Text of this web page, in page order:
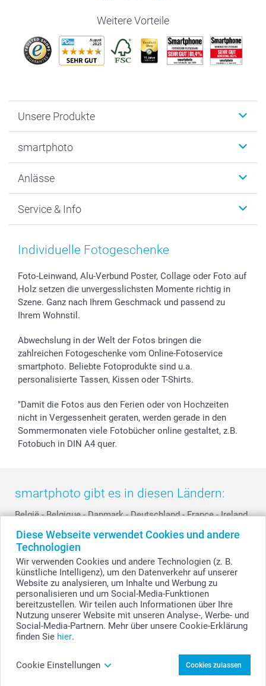
Diese Webseite verwendet Cookies und andere
Technologien
Wir verwenden Cookies und andere Technologien (z. B.
künstliche Intelligenz), um den Datenverkehr auf unserer
Website zu analysieren, um Inhalte und Werbung zu
personalisieren und um Social-Media-Funktionen
bereitzustellen. Wir teilen auch Informationen über Ihre
Nutzung unserer Website mit unseren Analyse-, Werbe- und
Social-Media-Partnern. Mehr über unsere Cookie-Erklärung
finden Sie hier.
Cookie Einstellungen Cookies zulassen
Weitere Vorteile
Unsere Produkte
Fotogeschenke
MyNameBook
Fotoabzüge, Fotos als Buch & Poster
Zubehör & Material
Sticker & Etiketten
Geschenk-Gutscheine (PDF)
smartphoto
Warum smartphoto
Datenschutz
AGB
Presse
Partnerprogramme
Investor Relations
Widerrufsrecht
Anlässe
Neujahr
Muttertag
Kommunion & Konfirmation
Hochzeit
Geburtstag
Zu allen Anlässen
Service & Info
Anmelden /Registrieren
Lieferfristen
72h Lieferung
Zahlungsmöglichkeiten
Status der Bestellung
smartfriends
smartgarantie
smartbonus
Individuelle Fotogeschenke
Foto-Leinwand, Alu-Verbund Poster, Collage oder Foto auf
Holz setzen die unvergesslichsten Momente richtig in
Szene. Ganz nach Ihrem Geschmack und passend zu
Ihrem Wohnstil.
Abwechslung in der Welt der Fotos bringen die
zahlreichen Fotogeschenke vom Online-Fotoservice
smartphoto. Beliebte Fotoprodukte sind u.a.
personalisierte Tassen, Kissen oder T-Shirts.
"Damit die Fotos aus den Ferien oder von Hochzeiten
nicht in Vergessenheit geraten, werden gerade in den
Sommermonaten viele Fotobücher online gestaltet, z.B.
Fotobuch in DIN A4 quer.
smartphoto gibt es in diesen Ländern:
België - Belgique - Danmark - Deutschland - France - Ireland
- Nederland - Norge - Österreich - Schweiz Suisse -
Switzerland - Suomi
Other Countries
Alle Preise verstehen sich in EURO (€) inkl. MwSt. und zzgl. Versandkosten.